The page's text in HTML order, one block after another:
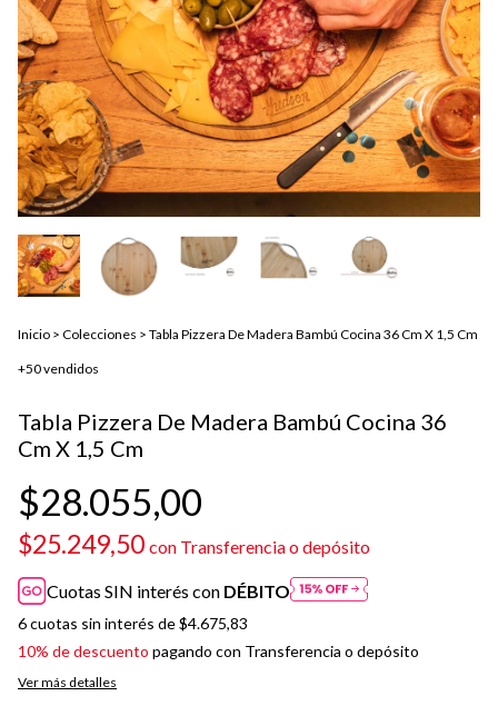
Inicio > Colecciones > Tabla Pizzera De Madera Bambú Cocina 36 Cm X 1,5 Cm
+50 vendidos
Tabla Pizzera De Madera Bambú Cocina 36
Cm X 1,5 Cm
$28.055,00
$25.249,50 con Transferencia o depósito
Cuotas SIN interés con DÉBITO
6cuotas sin interés de$4.675,83
10% de descuento pagando con Transferencia o depósito
Ver más detalles